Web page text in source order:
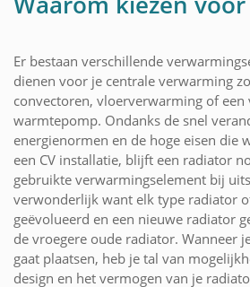
Er bestaan verschillende
dienen voor je centrale verwarming
convectoren, vloerverwarming of
warmtepomp. Ondanks de snel
energienormen en de hoge eisen die
een CV installatie, blijft een radiator
gebruikte verwarmingselement bij
verwonderlijk want elk type radiator
geëvolueerd en een nieuwe radiator
de vroegere oude radiator. Wanneer
gaat plaatsen, heb je tal van
design en het vermogen van je